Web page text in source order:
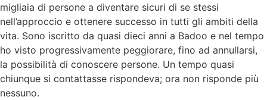
migliaia di persone a diventare sicuri di se stessi
nell’approccio e ottenere successo in tutti gli ambiti della
vita. Sono iscritto da quasi dieci anni a Badoo e nel tempo
ho visto progressivamente peggiorare, fino ad annullarsi,
la possibilità di conoscere persone. Un tempo quasi
chiunque si contattasse rispondeva; ora non risponde più
nessuno.